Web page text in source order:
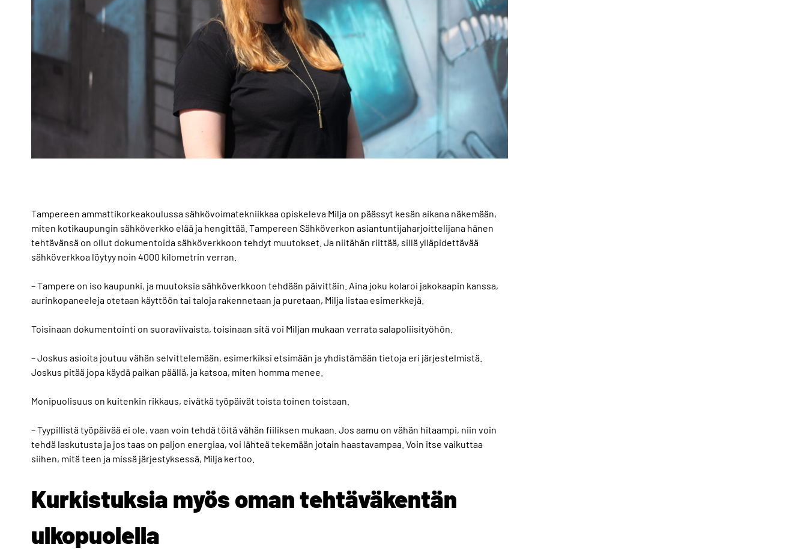
Tampereen ammattikorkeakoulussa sähkövoimatekniikkaa opiskeleva Milja on päässyt kesän aikana näkemään,
miten kotikaupungin sähköverkko elää ja hengittää. Tampereen Sähköverkon asiantuntijaharjoittelijana hänen
tehtävänsä on ollut dokumentoida sähköverkkoon tehdyt muutokset. Ja niitähän riittää, sillä ylläpidettävää
sähköverkkoa löytyy noin 4000 kilometrin verran.
– Tampere on iso kaupunki, ja muutoksia sähköverkkoon tehdään päivittäin. Aina joku kolaroi jakokaapin kanssa,
aurinkopaneeleja otetaan käyttöön tai taloja rakennetaan ja puretaan, Milja listaa esimerkkejä.
Toisinaan dokumentointi on suoraviivaista, toisinaan sitä voi Miljan mukaan verrata salapoliisityöhön.
– Joskus asioita joutuu vähän selvittelemään, esimerkiksi etsimään ja yhdistämään tietoja eri järjestelmistä.
Joskus pitää jopa käydä paikan päällä, ja katsoa, miten homma menee.
Monipuolisuus on kuitenkin rikkaus, eivätkä työpäivät toista toinen toistaan.
– Tyypillistä työpäivää ei ole, vaan voin tehdä töitä vähän fiiliksen mukaan. Jos aamu on vähän hitaampi, niin voin
tehdä laskutusta ja jos taas on paljon energiaa, voi lähteä tekemään jotain haastavampaa. Voin itse vaikuttaa
siihen, mitä teen ja missä järjestyksessä, Milja kertoo.
Kurkistuksia myös oman tehtäväkentän
ulkopuolella